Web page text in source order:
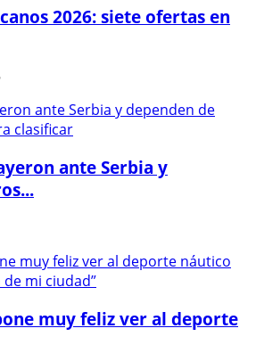
2026: siete ofertas en
ante Serbia y
muy feliz ver al deporte